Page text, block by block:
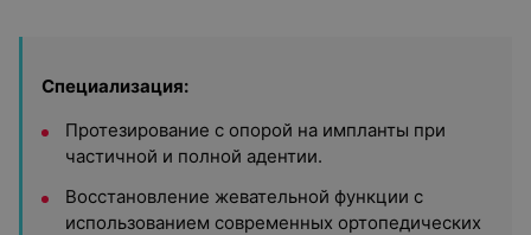
Специализация:
Протезирование с опорой на импланты при
частичной и полной адентии.
Восстановление жевательной функции с
использованием современных ортопедических